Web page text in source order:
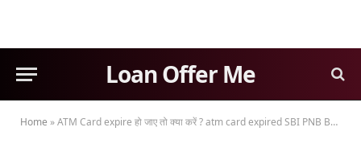
Loan Offer Me
Home »ATM Card expire हो जाए तो क्या करें ? atm card expired SBI PNB BOI BOB